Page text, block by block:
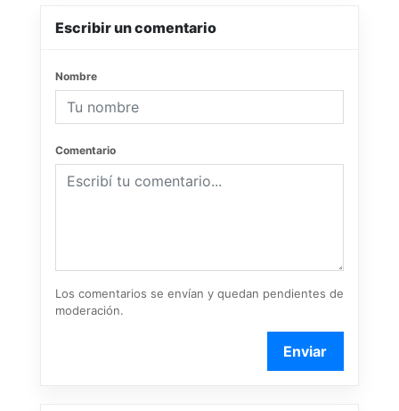
Escribir un comentario
Nombre
Comentario
Los comentarios se envían y quedan pendientes de
moderación.
Enviar